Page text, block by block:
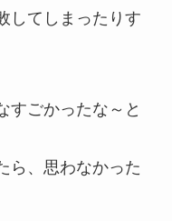
してしまったりす
すごかったな～と
ら、思わなかった